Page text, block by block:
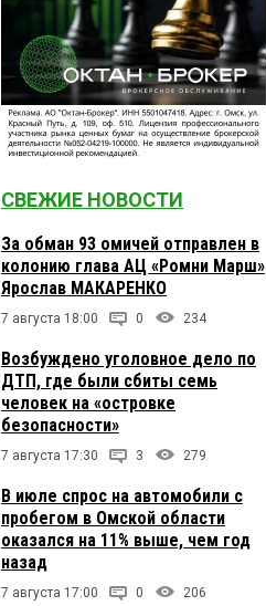
СВЕЖИЕ НОВОСТИ
За обман 93 омичей отправлен в
колонию глава АЦ «Ромни Марш»
Ярослав МАКАРЕНКО
7 августа 18:00 0 234
Возбуждено уголовное дело по
ДТП, где были сбиты семь
человек на «островке
безопасности»
7 августа 17:30 3 279
В июле спрос на автомобили с
пробегом в Омской области
оказался на 11% выше, чем год
назад
7 августа 17:00 0 206